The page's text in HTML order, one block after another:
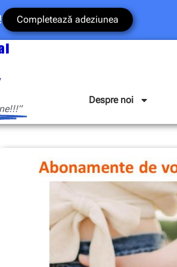
Completează adeziunea
Despre noi